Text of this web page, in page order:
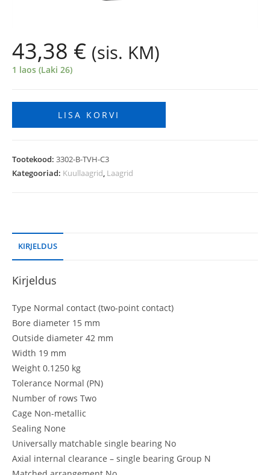
43,38 € (sis. KM)
1 laos (Laki 26)
LISA KORVI
Tootekood: 3302-B-TVH-C3
Kategooriad: Kuullaagrid, Laagrid
KIRJELDUS
Kirjeldus
Type Normal contact (two-point contact)
Bore diameter 15 mm
Outside diameter 42 mm
Width 19 mm
Weight 0.1250 kg
Tolerance Normal (PN)
Number of rows Two
Cage Non-metallic
Sealing None
Universally matchable single bearing No
Axial internal clearance – single bearing Group N